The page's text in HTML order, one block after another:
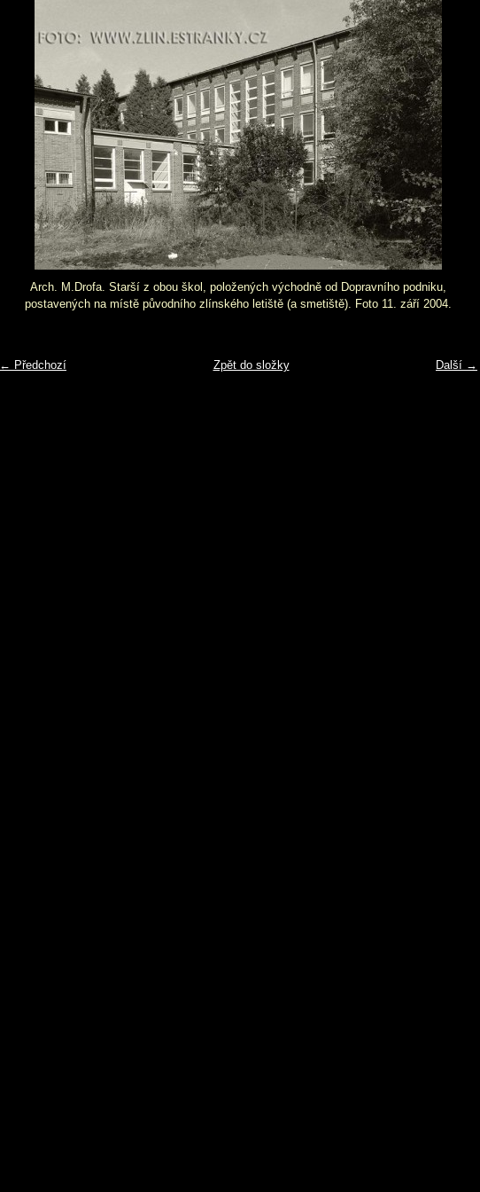
Arch. M.Drofa. Starší z obou škol, položených východně od Dopravního podniku,
postavených na místě původního zlínského letiště (a smetiště). Foto 11. září 2004.
← Předchozí Další →
Zpět do složky